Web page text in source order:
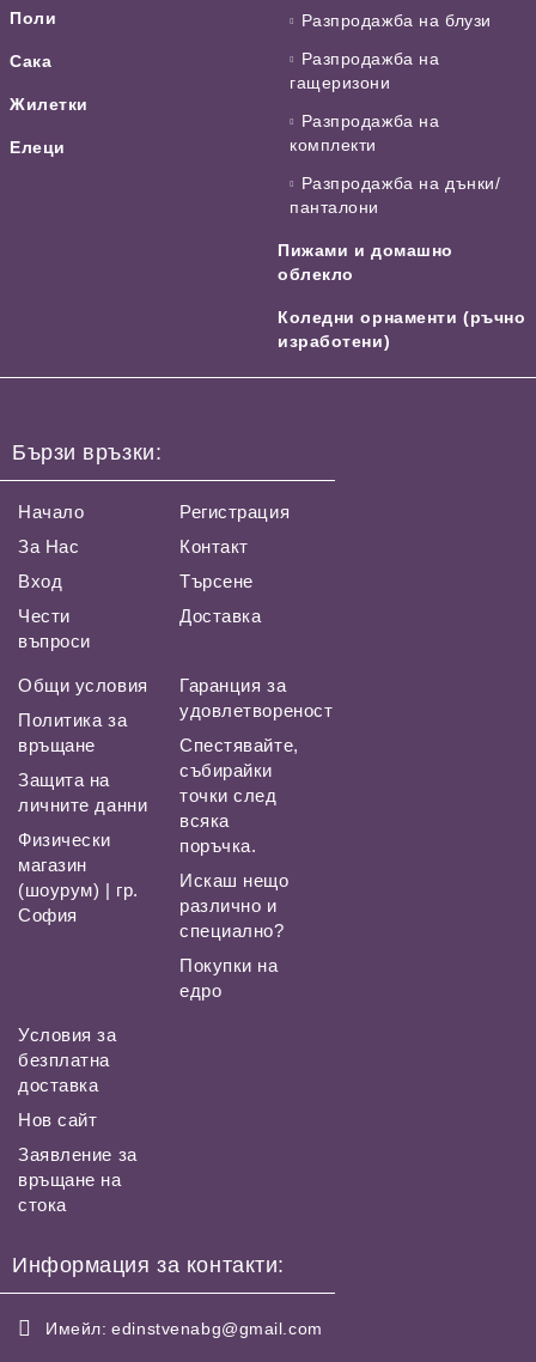
Поли
Сака
Жилетки
Елеци
Разпродажба на блузи
Разпродажба на
гащеризони
Разпродажба на
комплекти
Разпродажба на дънки/
панталони
Пижами и домашно
облекло
Коледни орнаменти (ръчно
изработени)
Бързи връзки:
Начало
За Нас
Вход
Чести
въпроси
Регистрация
Контакт
Търсене
Доставка
Общи условия
Политика за
връщане
Защита на
личните данни
Физически
магазин
(шоурум) | гр.
София
Гаранция за
удовлетвореност
Спестявайте,
събирайки
точки след
всяка
поръчка.
Искаш нещо
различно и
специално?
Покупки на
едро
Условия за
безплатна
доставка
Нов сайт
Заявление за
връщане на
стока
Информация за контакти:
Имейл: edinstvenabg@gmail.com